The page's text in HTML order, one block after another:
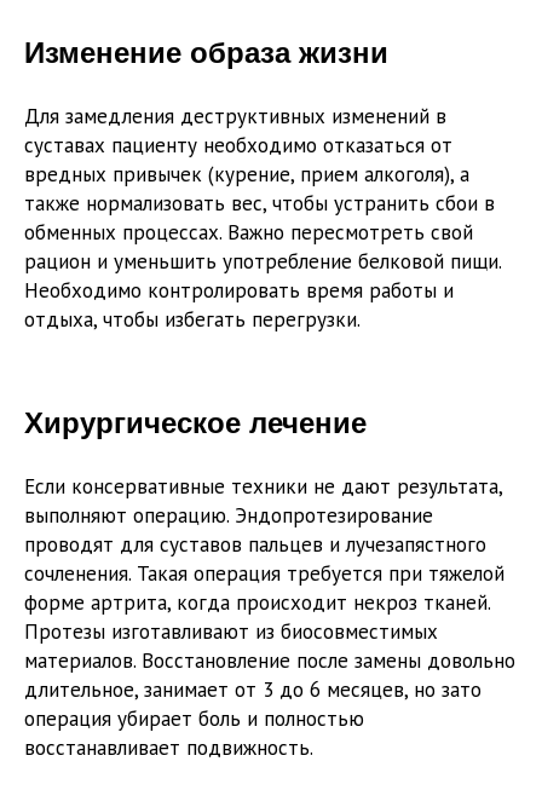
Изменение образа жизни
Для замедления деструктивных изменений в
суставах пациенту необходимо отказаться от
вредных привычек (курение, прием алкоголя), а
также нормализовать вес, чтобы устранить сбои в
обменных процессах. Важно пересмотреть свой
рацион и уменьшить употребление белковой пищи.
Необходимо контролировать время работы и
отдыха, чтобы избегать перегрузки.
Хирургическое лечение
Если консервативные техники не дают результата,
выполняют операцию. Эндопротезирование
проводят для суставов пальцев и лучезапястного
сочленения. Такая операция требуется при тяжелой
форме артрита, когда происходит некроз тканей.
Протезы изготавливают из биосовместимых
материалов. Восстановление после замены довольно
длительное, занимает от 3 до 6 месяцев, но зато
операция убирает боль и полностью
восстанавливает подвижность.